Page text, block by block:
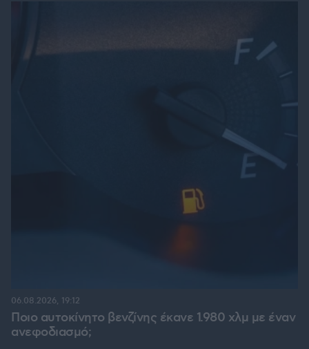
Ποιο αυτοκίνητο βενζίνης έκανε 1.980 χλμ με έναν
ανεφοδιασμό;
06.08.2026, 19:12